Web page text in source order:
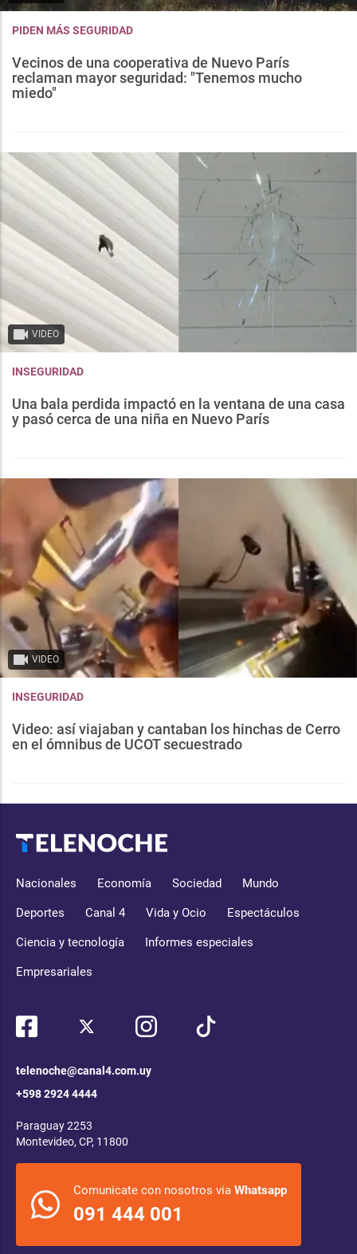
PIDEN MÁS SEGURIDAD
Vecinos de una cooperativa de Nuevo París
reclaman mayor seguridad: "Tenemos mucho
miedo"
VIDEO
INSEGURIDAD
Una bala perdida impactó en la ventana de una casa
y pasó cerca de una niña en Nuevo París
VIDEO
INSEGURIDAD
Video: así viajaban y cantaban los hinchas de Cerro
en el ómnibus de UCOT secuestrado
Nacionales Economía Sociedad Mundo
Deportes Canal 4 Vida y Ocio Espectáculos
Ciencia y tecnología Informes especiales
Empresariales
telenoche@canal4.com.uy
+598 2924 4444
Paraguay 2253
Montevideo, CP, 11800
Comunicate con nosotros via Whatsapp
091 444 001